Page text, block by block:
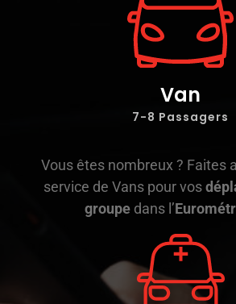
Van
7-8 Passagers
Vous êtes nombreux ? Faites
service de Vans pour vos
groupe dans l’